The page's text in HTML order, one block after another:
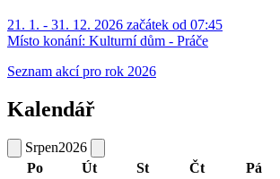
21. 1. - 31. 12. 2026 začátek od 07:45
Místo konání: Kulturní dům - Práče
Seznam akcí pro rok 2026
Kalendář
Srpen2026
Po
Út St Čt Pá